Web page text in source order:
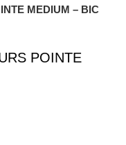
MEDIUM – BIC
POINTE